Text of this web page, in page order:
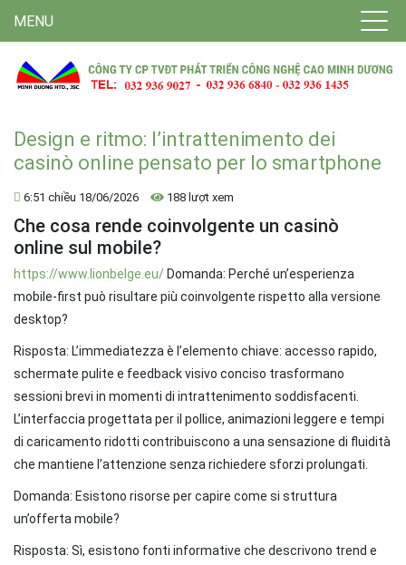
MENU
Design e ritmo: l’intrattenimento dei
casinò online pensato per lo smartphone
6:51 chiều 18/06/2026 188 lượt xem
Che cosa rende coinvolgente un casinò
online sul mobile?
https://www.lionbelge.eu/ Domanda: Perché un’esperienza
mobile-first può risultare più coinvolgente rispetto alla versione
desktop?
Risposta: L’immediatezza è l’elemento chiave: accesso rapido,
schermate pulite e feedback visivo conciso trasformano
sessioni brevi in momenti di intrattenimento soddisfacenti.
L’interfaccia progettata per il pollice, animazioni leggere e tempi
di caricamento ridotti contribuiscono a una sensazione di fluidità
che mantiene l’attenzione senza richiedere sforzi prolungati.
Domanda: Esistono risorse per capire come si struttura
un’offerta mobile?
Risposta: Sì, esistono fonti informative che descrivono trend e